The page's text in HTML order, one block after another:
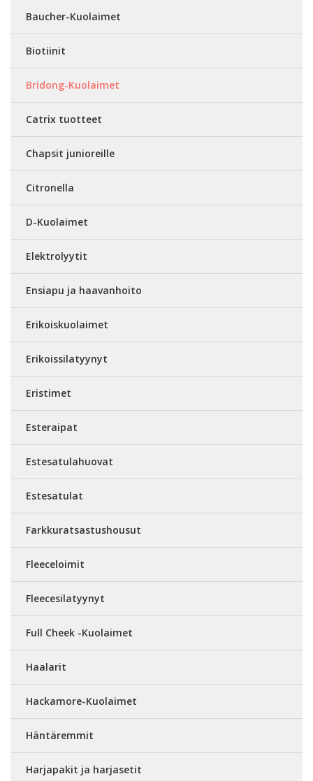
Baucher-Kuolaimet
Biotiinit
Bridong-Kuolaimet
Catrix tuotteet
Chapsit junioreille
Citronella
D-Kuolaimet
Elektrolyytit
Ensiapu ja haavanhoito
Erikoiskuolaimet
Erikoissilatyynyt
Eristimet
Esteraipat
Estesatulahuovat
Estesatulat
Farkkuratsastushousut
Fleeceloimit
Fleecesilatyynyt
Full Cheek -Kuolaimet
Haalarit
Hackamore-Kuolaimet
Häntäremmit
Harjapakit ja harjasetit